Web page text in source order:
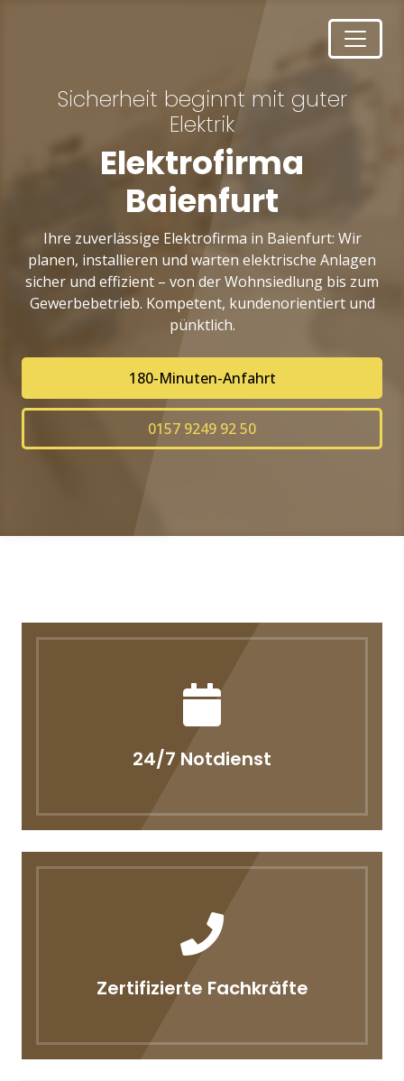
Sicherheit beginnt mit guter
Elektrik
Elektrofirma
Baienfurt
Ihre zuverlässige Elektrofirma in Baienfurt: Wir
planen, installieren und warten elektrische Anlagen
sicher und effizient – von der Wohnsiedlung bis zum
Gewerbebetrieb. Kompetent, kundenorientiert und
pünktlich.
180-Minuten-Anfahrt
0157 9249 92 50
24/7 Notdienst
Zertifizierte Fachkräfte